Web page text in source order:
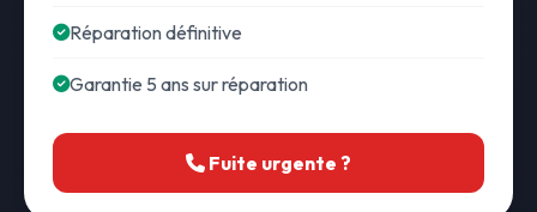
Réparation définitive
Garantie 5 ans sur réparation
Fuite urgente ?